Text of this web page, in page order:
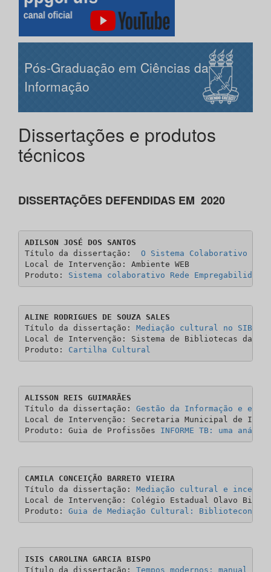
Pós-Graduação em Ciências da
Informação
Dissertações e produtos
técnicos
DISSERTAÇÕES DEFENDIDAS EM 2020
ADILSON JOSÉ DOS SANTOS
Título da dissertação: O Sistema Colaborativo
Local de Intervenção: Ambiente WEB
Produto: Sistema colaborativo Rede Empregabilidade
ALINE RODRIGUES DE SOUZA SALES
Título da dissertação: Mediação cultural no
Local de Intervenção: Sistema de Bibliotecas da
Produto: Cartilha Cultural
ALISSON REIS GUIMARÃES
Título da dissertação: Gestão da Informação e
Local de Intervenção: Secretaria Municipal de
Produto: Guia de Profissões INFORME TB: uma
CAMILA CONCEIÇÃO BARRETO VIEIRA
Título da dissertação:
Mediação cultural e
Local de Intervenção: Colégio Estadual Olavo Bilac-
Produto: Guia de Mediação Cultural:
ISIS CAROLINA GARCIA BISPO
Título da dissertação: Tempos modernos: manual